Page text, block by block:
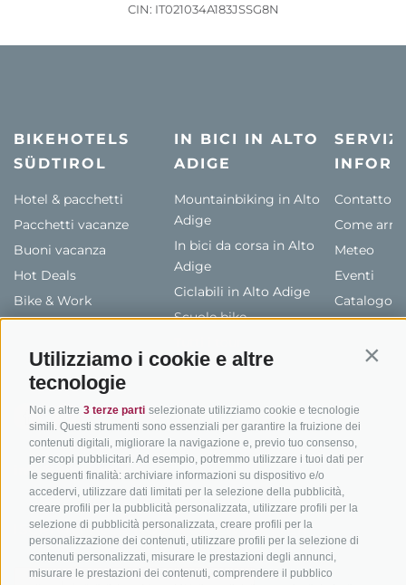
Utilizziamo i cookie e altre
tecnologie
Noi e altre 3 terze parti selezionate utilizziamo cookie e tecnologie
simili. Questi strumenti sono essenziali per garantire la fruizione dei
contenuti digitali, migliorare la navigazione e, previo tuo consenso,
per scopi pubblicitari. Ad esempio, potremmo utilizzare i tuoi dati per
le seguenti finalità: archiviare informazioni su dispositivo e/o
accedervi, utilizzare dati limitati per la selezione della pubblicità,
creare profili per la pubblicità personalizzata, utilizzare profili per la
selezione di pubblicità personalizzata, creare profili per la
personalizzazione dei contenuti, utilizzare profili per la selezione di
contenuti personalizzati, misurare le prestazioni degli annunci,
misurare le prestazioni dei contenuti, comprendere il pubblico
CIN: IT021034A183JSSG8N
BIKEHOTELS
SÜDTIROL
Hotel & pacchetti
Pacchetti vacanze
Buoni vacanza
Hot Deals
Bike & Work
IN BICI IN ALTO
ADIGE
Mountainbiking in Alto
Adige
In bici da corsa in Alto
Adige
Ciclabili in Alto Adige
Scuole bike
Contatto
Come
Meteo
Eventi
Catalogo
info@bikehotels.it
ISCRIVITI ALLA NOSTRA NEWSLETTER